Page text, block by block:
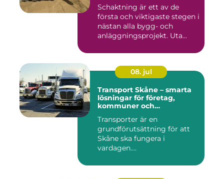
Schaktning är ett av de
första och viktigaste stegen i
nästan alla bygg- och
anläggningsprojekt. Uta...
08. jul
Transport Skåne – smarta
lösningar för företag,
kommuner och
Transporter är en
grundförutsättning för att
Skåne ska fungera i
vardagen....